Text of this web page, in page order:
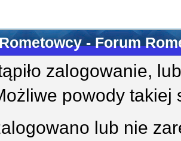
- Forum
zalogowanie,
powody takiej
lub nie